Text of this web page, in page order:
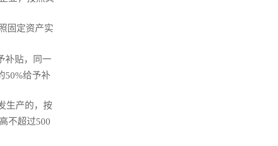
固定资产实
补贴，同一
50%给予补
生产的，按
不超过500